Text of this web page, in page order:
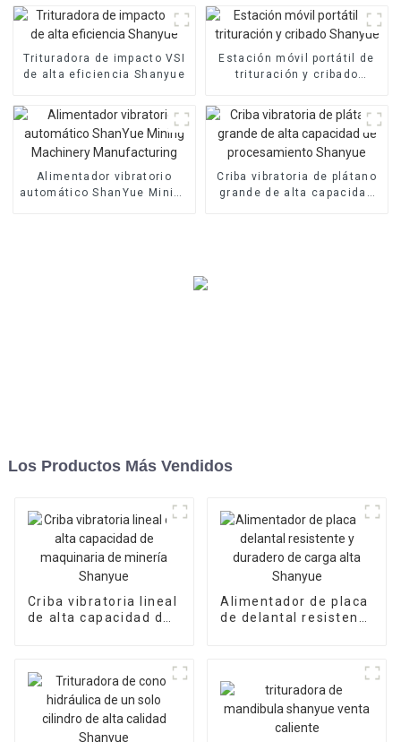
Trituradora de impacto VSI
de alta eficiencia Shanyue
Estación móvil portátil de
trituración y cribado
Alimentador vibratorio
automático ShanYue Mining
Criba vibratoria de plátano
grande de alta capacidad
Los Productos Más Vendidos
Criba vibratoria lineal
de alta capacidad de
Alimentador de placa
de delantal resistente